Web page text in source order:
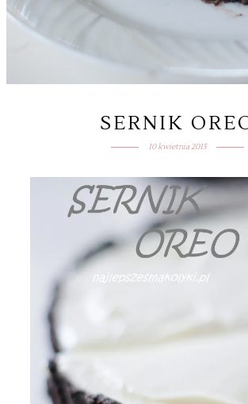
SERNIK
10 kwietnia 2015